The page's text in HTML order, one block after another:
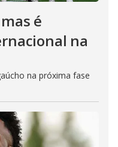
é
na
na próxima fase